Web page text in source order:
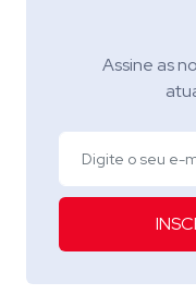
Assine as